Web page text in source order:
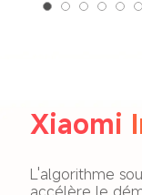
Xiaomi
L'algorithme